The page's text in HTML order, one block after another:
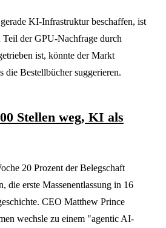
KI-Infrastruktur beschaffen, ist
Teil der GPU-Nachfrage durch
ist, könnte der Markt
die Bestellbücher suggerieren.
Stellen weg, KI als
20 Prozent der Belegschaft
die erste Massenentlassung in 16
CEO Matthew Prince
wechsle zu einem "agentic AI-